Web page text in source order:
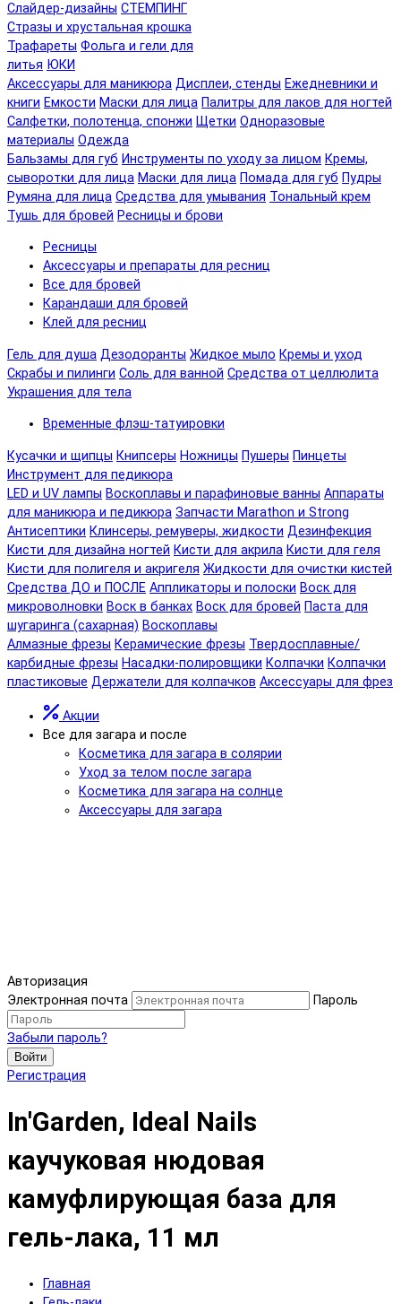
Слайдер-дизайны СТЕМПИНГ
Стразы и хрустальная крошка
Трафареты Фольга и гели для
литья ЮКИ
Аксессуары для маникюра Дисплеи, стенды Ежедневники и
книги Емкости Маски для лица Палитры для лаков для ногтей
Салфетки, полотенца, спонжи Щетки Одноразовые
материалы Одежда
Бальзамы для губ Инструменты по уходу за лицом Кремы,
сыворотки для лица Маски для лица Помада для губ Пудры
Румяна для лица Средства для умывания Тональный крем
Тушь для бровей Ресницы и брови
Ресницы
Аксессуары и препараты для ресниц
Все для бровей
Карандаши для бровей
Клей для ресниц
Гель для душа Дезодоранты Жидкое мыло Кремы и уход
Скрабы и пилинги Соль для ванной Средства от целлюлита
Украшения для тела
Временные флэш-татуировки
Кусачки и щипцы Книпсеры Ножницы Пушеры Пинцеты
Инструмент для педикюра
LED и UV лампы Воскоплавы и парафиновые ванны Аппараты
для маникюра и педикюра Запчасти Marathon и Strong
Антисептики Клинсеры, ремуверы, жидкости Дезинфекция
Кисти для дизайна ногтей Кисти для акрила Кисти для геля
Кисти для полигеля и акригеля Жидкости для очистки кистей
Средства ДО и ПОСЛЕ Аппликаторы и полоски Воск для
микроволновки Воск в банках Воск для бровей Паста для
шугаринга (сахарная) Воскоплавы
Алмазные фрезы Керамические фрезы Твердосплавные/
карбидные фрезы Насадки-полировщики Колпачки Колпачки
пластиковые Держатели для колпачков Аксессуары для фрез
Акции
Все для загара и после
Косметика для загара в солярии
Уход за телом после загара
Косметика для загара на солнце
Аксессуары для загара
Авторизация
Электронная почта
Пароль
Забыли пароль?
Войти
Регистрация
In'Garden, Ideal Nails
каучуковая нюдовая
камуфлирующая база для
гель-лака, 11 мл
Главная